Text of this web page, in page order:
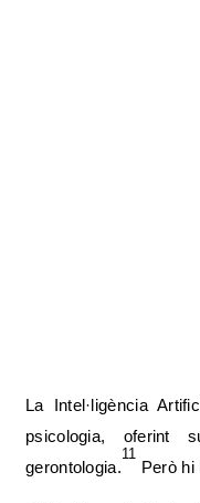
La Intel·ligència
psicologia, oferint
gerontologia.
11
Però hi